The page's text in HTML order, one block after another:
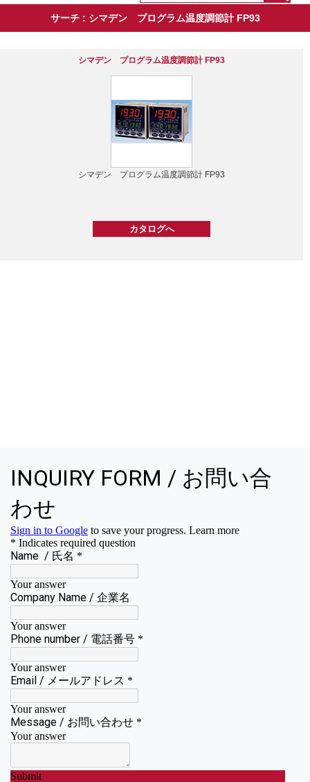
サーチ : シマデン プログラム温度調節計 FP93
シマデン プログラム温度調節計 FP93
シマデン プログラム温度調節計 FP93
カタログへ